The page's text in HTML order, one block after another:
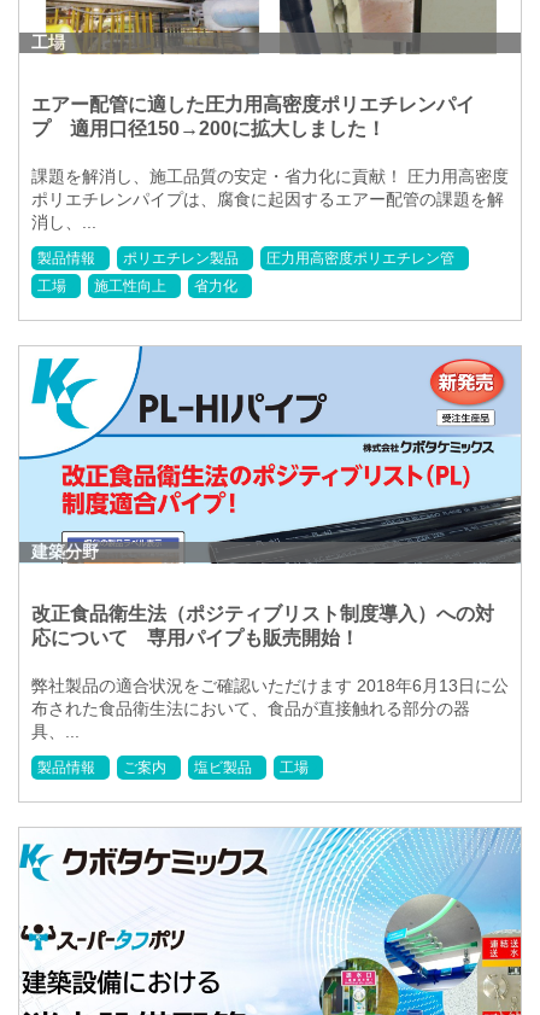
工場
エアー配管に適した圧力用高密度ポリエチレンパイ
プ 適用口径150→200に拡大しました！
課題を解消し、施工品質の安定・省力化に貢献！ 圧力用高密度
ポリエチレンパイプは、腐食に起因するエアー配管の課題を解
消し、...
製品情報 ポリエチレン製品
圧力用高密度ポリエチレン管
工場
施工性向上 省力化
建築分野
改正食品衛生法（ポジティブリスト制度導入）への対
応について 専用パイプも販売開始！
弊社製品の適合状況をご確認いただけます 2018年6月13日に公
布された食品衛生法において、食品が直接触れる部分の器
具、...
製品情報 ご案内 塩ビ製品 工場